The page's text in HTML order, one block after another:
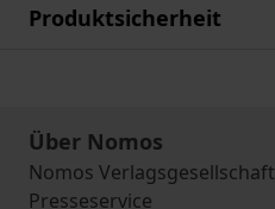
Produktsicherheit
Über Nomos
Nomos Verlagsgesellschaft
Presseservice